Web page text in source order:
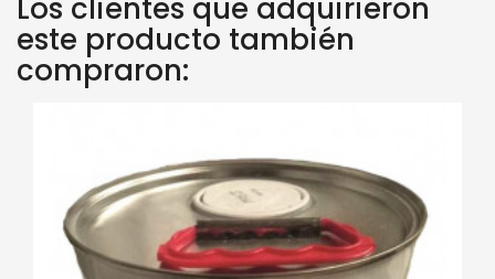
Los clientes que adquirieron
este producto también
compraron: